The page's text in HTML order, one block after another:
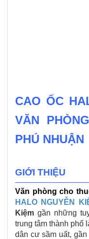
CAO ỐC
VĂN
PHÚ NHUẬN
GIỚI THIỆU
Văn phòng cho
HALO NGUYỄN
Kiệm gần những
trung tâm thành phố
dân cư sầm uất,